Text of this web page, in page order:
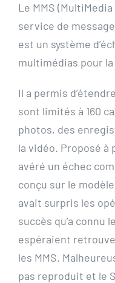
Le MMS
service de
est un système
multimédias pour
Il a permis
sont limités à 160
photos, des
la vidéo. Proposé à
avéré un échec
conçu sur le
avait surpris les
succès qu’a connu
espéraient
les MMS.
pas reproduit et le